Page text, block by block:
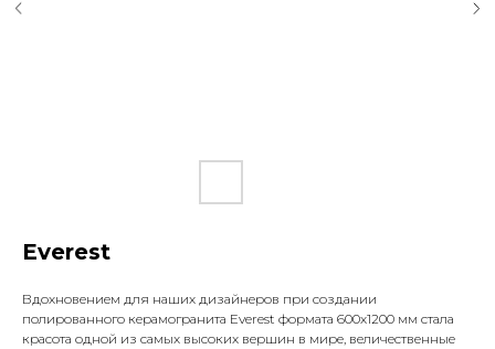
Everest
Вдохновением для наших дизайнеров при создании
полированного керамогранита Everest формата 600х1200 мм стала
красота одной из самых высоких вершин в мире, величественные